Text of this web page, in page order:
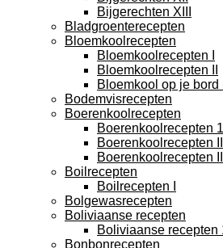
Bijgerechten XIII
Bladgroenterecepten
Bloemkoolrecepten
Bloemkoolrecepten I
Bloemkoolrecepten II
Bloemkool op je bord
Bodemvisrecepten
Boerenkoolrecepten
Boerenkoolrecepten 1
Boerenkoolrecepten II
Boerenkoolrecepten III
Boilrecepten
Boilrecepten I
Bolgewasrecepten
Boliviaanse recepten
Boliviaanse recepten
Bonbonrecepten